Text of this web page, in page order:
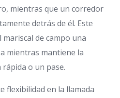
mientras que un corredor
detrás de él. Este
de campo una
mientras mantiene la
o un pase.
flexibilidad en la llamada